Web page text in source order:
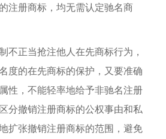
注册商标，均无需认定驰名商
正当抢注他人在先商标行为，
度的在先商标的保护，又要准确
性，不能轻率地给予非驰名注册
分撤销注册商标的公权事由和私
扩张撤销注册商标的范围，避免